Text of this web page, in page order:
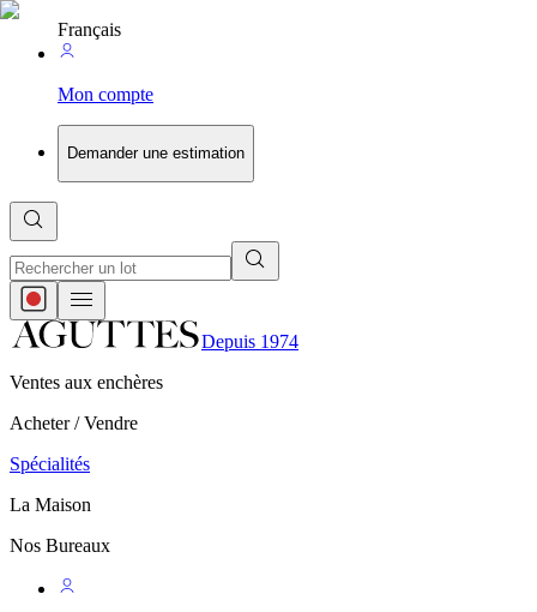
Français
Mon compte
Demander une estimation
Depuis 1974
Ventes aux enchères
Acheter / Vendre
Spécialités
La Maison
Nos Bureaux